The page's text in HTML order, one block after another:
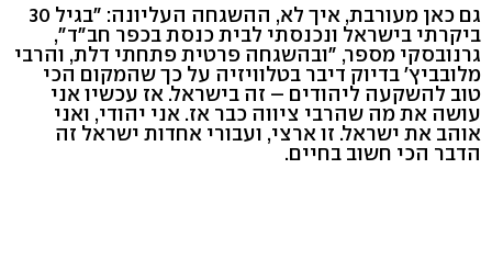
גם כאן מעורבת, איך לא, ההשגחה העליונה: "בגיל 30
ביקרתי בישראל ונכנסתי לבית כנסת בכפר חב"ד",
גרנובסקי מספר, "ובהשגחה פרטית פתחתי דלת, והרבי
מלובביץ' בדיוק דיבר בטלוויזיה על כך שהמקום הכי
טוב להשקעה ליהודים – זה בישראל. אז עכשיו אני
עושה את מה שהרבי ציווה כבר אז. אני יהודי, ואני
אוהב את ישראל. זו ארצי, ועבורי אחדות ישראל זה
הדבר הכי חשוב בחיים.